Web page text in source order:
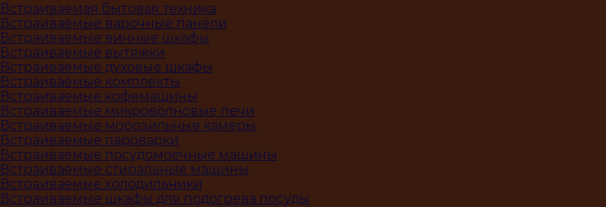
Встраиваемая бытовая техника
Встраиваемые варочные панели
Встраиваемые винные шкафы
Встраиваемые вытяжки
Встраиваемые духовые шкафы
Встраиваемые комплекты
Встраиваемые кофемашины
Встраиваемые микроволновые печи
Встраиваемые морозильные камеры
Встраиваемые пароварки
Встраиваемые посудомоечные машины
Встраиваемые стиральные машины
Встраиваемые холодильники
Встраиваемые шкафы для подогрева посуды